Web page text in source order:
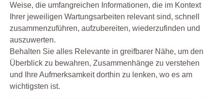
Weise, die umfangreichen Informationen, die im Kontext
Ihrer jeweiligen Wartungsarbeiten relevant sind, schnell
zusammenzuführen, aufzubereiten, wiederzufinden und
auszuwerten.
Behalten Sie alles Relevante in greifbarer Nähe, um den
Überblick zu bewahren, Zusammenhänge zu verstehen
und Ihre Aufmerksamkeit dorthin zu lenken, wo es am
wichtigsten ist.